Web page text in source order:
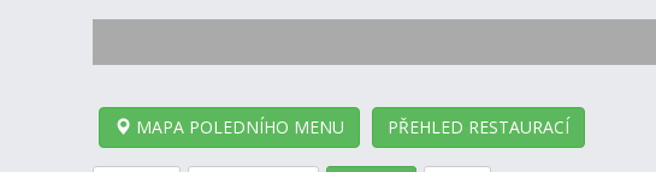
MAPA POLEDNÍHO MENU PŘEHLED RESTAURACÍ